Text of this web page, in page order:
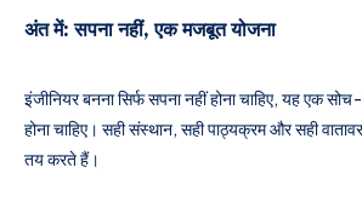
अंत में: सपना नहीं, एक मजबूत योजना
इंजीनियर बनना सिर्फ सपना नहीं होना चाहिए, यह एक
होना चाहिए। सही संस्थान, सही पाठ्यक्रम और सही
तय करते हैं।